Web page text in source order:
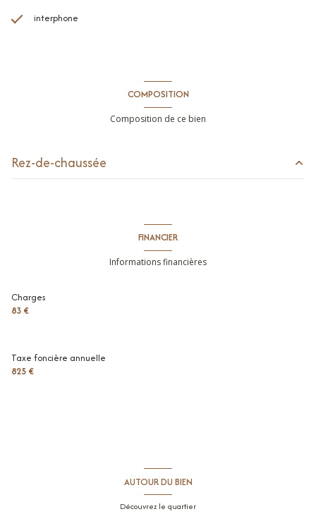
interphone
COMPOSITION
Composition de ce bien
Rez-de-chaussée
salle de douche
FINANCIER
Informations financières
Charges
83 €
Taxe foncière annuelle
825 €
AUTOUR DU BIEN
Découvrez le quartier